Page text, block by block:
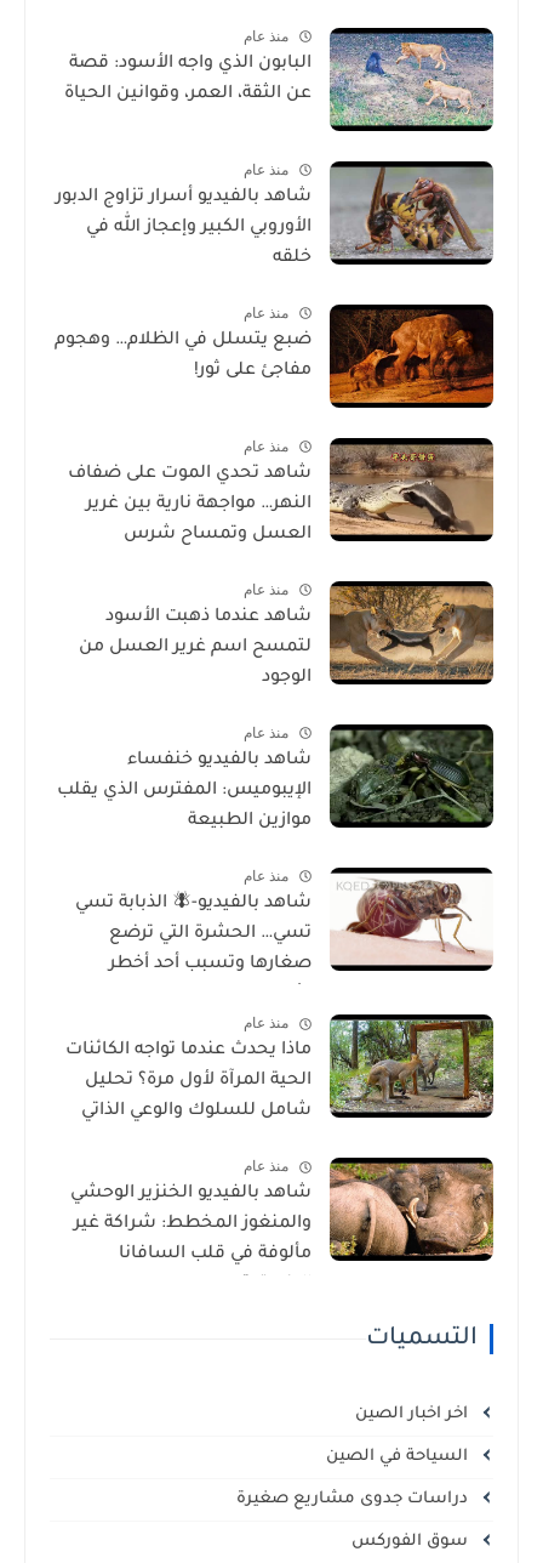
منذ عام
البابون الذي واجه الأسود: قصة
عن الثقة، العمر، وقوانين الحياة
منذ عام
شاهد بالفيديو أسرار تزاوج الدبور
الأوروبي الكبير وإعجاز الله في
خلقه
منذ عام
ضبع يتسلل في الظلام… وهجوم
مفاجئ على ثور!
منذ عام
شاهد تحدي الموت على ضفاف
النهر… مواجهة نارية بين غرير
العسل وتمساح شرس
منذ عام
شاهد عندما ذهبت الأسود
لتمسح اسم غرير العسل من
الوجود
منذ عام
شاهد بالفيديو خنفساء
الإيبوميس: المفترس الذي يقلب
موازين الطبيعة
منذ عام
شاهد بالفيديو-🪰 الذبابة تسي
تسي… الحشرة التي ترضع
صغارها وتسبب أحد أخطر
منذ عام
ماذا يحدث عندما تواجه الكائنات
الحية المرآة لأول مرة؟ تحليل
شامل للسلوك والوعي الذاتي
منذ عام
شاهد بالفيديو الخنزير الوحشي
والمنغوز المخطط: شراكة غير
مألوفة في قلب السافانا
التسميات
اخر اخبار الصين
السياحة في الصين
دراسات جدوى مشاريع صغيرة
سوق الفوركس